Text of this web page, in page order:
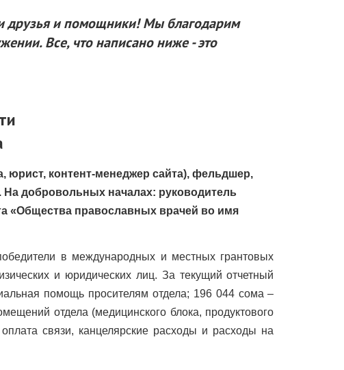
друзья и помощники! Мы благодарим
Все, что написано ниже - это
юрист, контент-менеджер сайта), фельдшер,
На добровольных началах: руководитель
«Общества православных врачей во имя
в международных и местных грантовых
и юридических лиц. За текущий отчетный
помощь просителям отдела; 196 044 сома –
отдела (медицинского блока, продуктового
связи, канцелярские расходы и расходы на